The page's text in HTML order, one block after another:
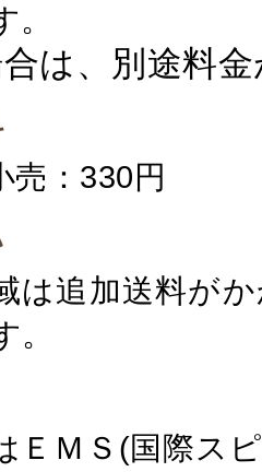
は、別途料
：330円 卸
は追加送料が
ＥＭＳ(国際ス